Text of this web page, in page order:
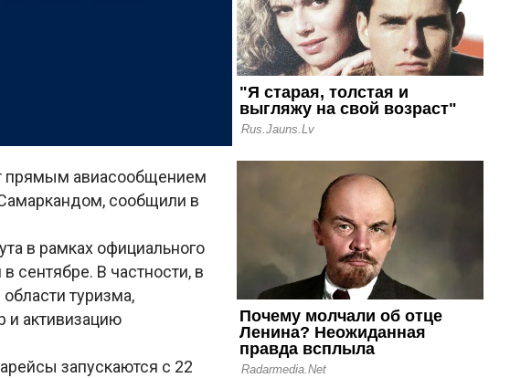
прямым авиасообщением
сообщили в
в рамках официального
сентябре. В частности, в
туризма,
и активизацию
запускаются с 22